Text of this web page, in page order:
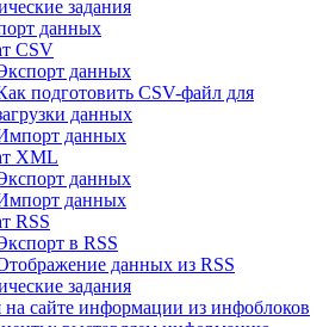
задания
данных
CSV
данных
подготовить CSV-файл для
данных
данных
XML
данных
данных
RSS
в RSS
данных из RSS
задания
сайте информации из инфоблоков